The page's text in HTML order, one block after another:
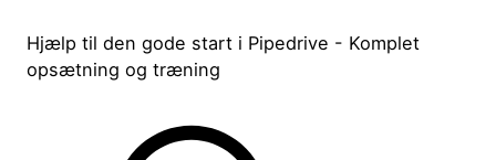
Hjælp til den gode start i Pipedrive - Komplet
opsætning og træning